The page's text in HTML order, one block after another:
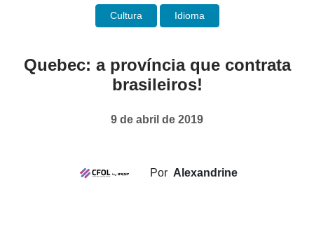
Cultura Idioma
Quebec: a província que contrata
brasileiros!
9 de abril de 2019
Por Alexandrine